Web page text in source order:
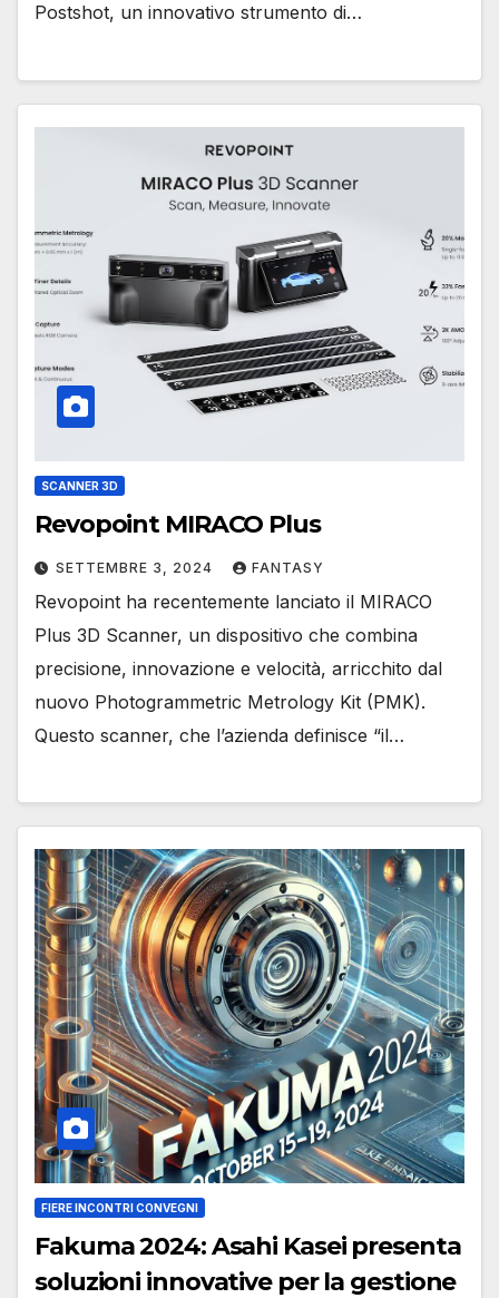
Postshot, un innovativo strumento di…
SCANNER 3D
Revopoint MIRACO Plus
SETTEMBRE 3, 2024 FANTASY
Revopoint ha recentemente lanciato il MIRACO
Plus 3D Scanner, un dispositivo che combina
precisione, innovazione e velocità, arricchito dal
nuovo Photogrammetric Metrology Kit (PMK).
Questo scanner, che l’azienda definisce “il…
FIERE INCONTRI CONVEGNI
Fakuma 2024: Asahi Kasei presenta
soluzioni innovative per la gestione